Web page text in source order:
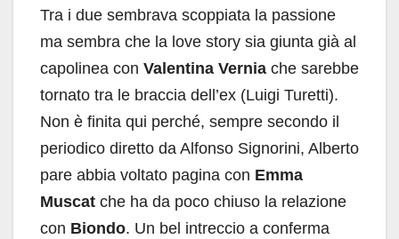
Tra i due sembrava scoppiata la passione
ma sembra che la love story sia giunta già al
capolinea con Valentina Vernia che sarebbe
tornato tra le braccia dell’ex (Luigi Turetti).
Non è finita qui perché, sempre secondo il
periodico diretto da Alfonso Signorini, Alberto
pare abbia voltato pagina con Emma
Muscat che ha da poco chiuso la relazione
con Biondo. Un bel intreccio a conferma